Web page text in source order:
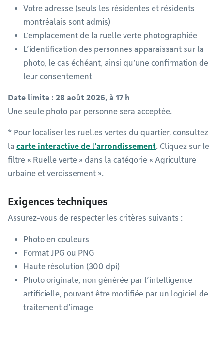
Votre adresse (seuls les résidentes et résidents
montréalais sont admis)
L’emplacement de la ruelle verte photographiée
L’identification des personnes apparaissant sur la
photo, le cas échéant, ainsi qu’une confirmation de
leur consentement
Date limite : 28 août 2026, à 17 h
Une seule photo par personne sera acceptée.
* Pour localiser les ruelles vertes du quartier, consultez
la carte interactive de l’arrondissement. Cliquez sur le
filtre « Ruelle verte » dans la catégorie « Agriculture
urbaine et verdissement ».
Exigences techniques
Assurez-vous de respecter les critères suivants :
Photo en couleurs
Format JPG ou PNG
Haute résolution (300 dpi)
Photo originale, non générée par l’intelligence
artificielle, pouvant être modifiée par un logiciel de
traitement d’image